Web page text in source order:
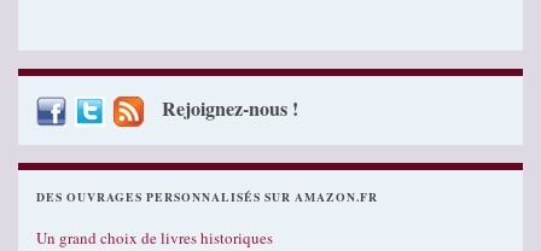
Rejoignez-nous !
DES OUVRAGES PERSONNALISÉS SUR AMAZON.FR
Un grand choix de livres historiques